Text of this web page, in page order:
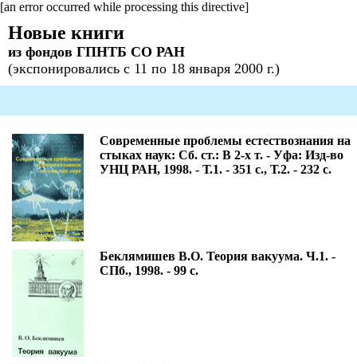
[an error occurred while processing this directive]
Новые книги
из фондов ГПНТБ СО РАН
(экспонировались с 11 по 18 января 2000 г.)
Современные проблемы естествознания на
стыках наук: Сб. ст.: В 2-х т. - Уфа: Изд-во
УНЦ РАН, 1998. - Т.1. - 351 с., Т.2. - 232 с.
Беклямишев В.О. Теория вакуума. Ч.1. -
СПб., 1998. - 99 с.